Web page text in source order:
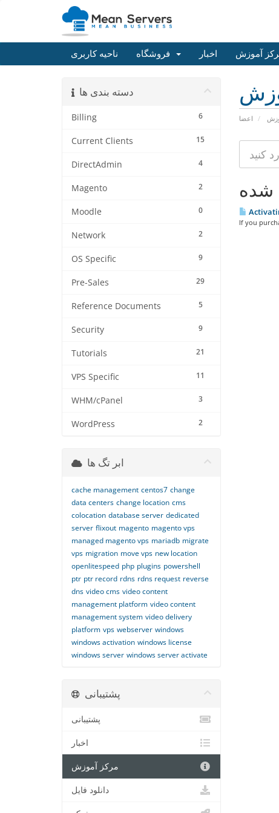
ناحیه کاربری اخبار آموزش
اعضا
دسته بندی ها
6
Billing
15
Current Clients
4
DirectAdmin
2
Magento
0
Moodle
2
Network
9
OS Specific
29
Pre-Sales
5
Reference Documents
9
Security
21
Tutorials
11
VPS Specific
3
WHM/cPanel
2
WordPress
If you
ابر تگ ها
cache management centos7 change
data centers change location cms
colocation database server dedicated
server flixout magento magento vps
managed magento vps mariadb migrate
vps migration move vps new location
openlitespeed php plugins powershell
ptr ptr record rdns rdns request reverse
dns video cms video content
management platform video content
management system video delivery
platform vps webserver windows
windows activation windows license
windows server windows server activate
پشتیبانی
پشتیبانی
اخبار
مرکز آموزش
دانلود فایل